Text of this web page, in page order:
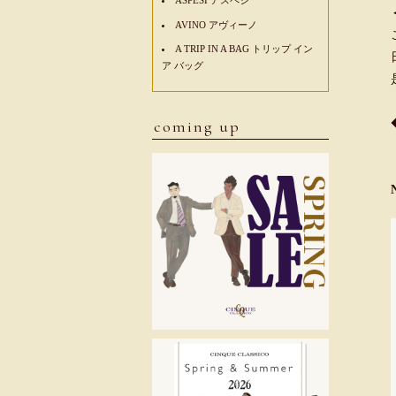
AVINO アヴィーノ
A TRIP IN A BAG トリップ イン
ア バッグ
coming up